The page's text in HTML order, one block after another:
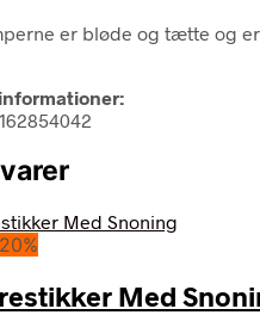
er bløde og tætte og er
Med